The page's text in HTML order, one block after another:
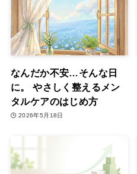
なんだか不安…そんな日
に。 やさしく整えるメン
タルケアのはじめ方
2026年5月18日